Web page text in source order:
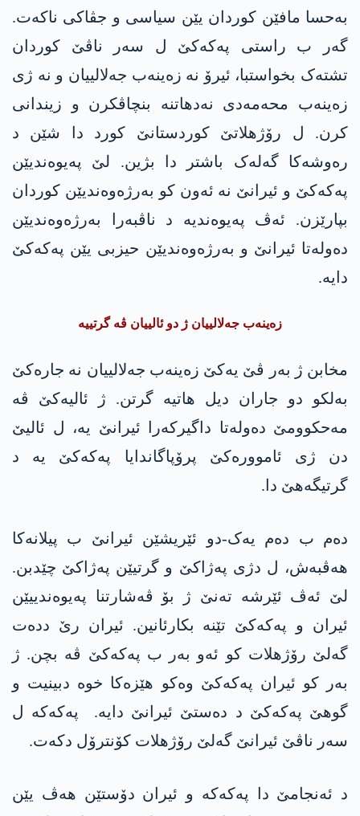
بەحسا مافێن کوردان یێن سیاسی و جڤاکی ناکەت.
گەر ب راستی پەکەکێ ل سەر ناڤێ کوردان
تشتەک بخواستبا، ئیرۆ نە زەینەب جەلالییان و نە ژی
زەینەب محەمەدی نەدھاتنە بنچاڤکرن و زیندانی
کرن. ل رۆژھلاتێ کوردستانێ کورد دا شێن د
رەوشەکا گەلەک باشتر دا بژین. لێ پەیوەندیێن
پەکەکێ و ئیرانێ نە ئەون کو بەرژەوەندیێن کوردان
بپارێزن. ئەڤ پەیوەندیە د ناڤبەرا بەرژەوەندیێن
دەولەتا ئیرانێ و بەرژەوەندیێن حیزبی یێن پەکەکێ
دایە.
زەینەب جەلالییان ژ دو ئالییان ڤە گرتییە
مخابن ژ بەر ڤێ یەکێ زەینەب جەلالییان نە جارەکێ
بەلکو دو جاران دیل هاتیە گرتن. ژ ئالیەکێ ڤە
مەحکوومێ دەولەتا داگیرکەرا ئیرانێ یە، ل ئالیێ
دن ژی ئاموورەکێ پرۆپاگاندایا پەکەکێ یە د
گرتیگەھێ دا.
دەم ب دەم یەک-دو ئێریشێن ئیرانێ ب پیلانەکا
ھەڤبەش، ل دژی پەژاکێ و گرتیێن پەژاکێ چێدبن.
لێ ئەڤ ئێرشە تەنێ ژ بۆ ڤەشارتنا پەیوەندییێن
ئیران و پەکەکێ تێنە بکارئانین. ئیران رێ ددەت
گەلێ رۆژھلات کو ئەو بەر ب پەکەکێ ڤە بچن. ژ
بەر کو ئیران پەکەکێ وەکو ھێزەکا خوە دبینیت و
گوھێ پەکەکێ د دەستێ ئیرانێ دایە. پەکەکە ل
سەر ناڤێ ئیرانێ گەلێ رۆژھلات کۆنترۆل دکەت.
د ئەنجامێ دا پەکەکە و ئیران دۆستێن ھەڤ یێن